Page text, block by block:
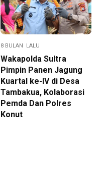
8 BULAN LALU
Wakapolda Sultra
Pimpin Panen Jagung
Kuartal ke-IV di Desa
Tambakua, Kolaborasi
Pemda Dan Polres
Konut